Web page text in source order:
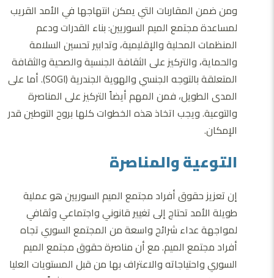
ومن ضمن المقاربات التي يمكن انتهاجها في الأمد القريب
لمساعدة مجتمع الميم السوريين: بناء القدرات ودعم
المنظمات المحلية والإقليمية، وتدابير تحسين السلامة
والحماية، والتركيز على الثقافة الجنسية والصحية والثقافة
المتعلقة بالتوجه الجنسي والهوية الجندرية (SOGI). أما على
المدى الطويل، فمن المهم أيضاً التركيز على المناصرة
والتوعية. ويجب اتخاذ هذه الخطوات كلها بروح التوطين قدر
الإمكان.
التوعية والمناصرة
إن تعزيز حقوق أفراد مجتمع الميم السوريين هو عملية
طويلة الأمد تحتاج إلى تغيير قانوني واجتماعي وثقافي
لمواجهة عداء شرائح واسعة من المجتمع السوري تجاه
أفراد مجتمع الميم. مع أن مناصرة حقوق مجتمع الميم
السوري واحتياجاته والاعتراف بها من قبل المستويات العليا